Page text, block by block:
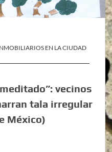
EN LA CIUDAD
vecinos
tala irregular
México)